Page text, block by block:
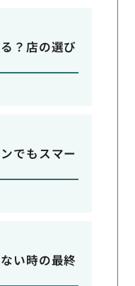
？店の選び
でもスマー
い時の最終